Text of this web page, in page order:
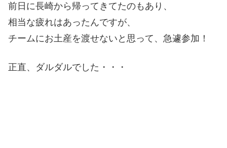
前日に長崎から帰ってきてたのもあり、
相当な疲れはあったんですが、
チームにお土産を渡せないと思って、急遽参加！
正直、ダルダルでした・・・